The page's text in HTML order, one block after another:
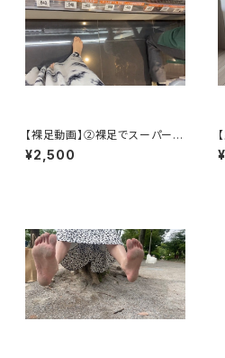
【裸足動画】②裸足でスーパー
【Barefoot Video]】② Baref
oot in the supermarket
¥2,500